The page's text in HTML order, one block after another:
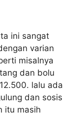
ini sangat
varian
misalnya
dan bolu
lalu ada
dan sosis
itu masih